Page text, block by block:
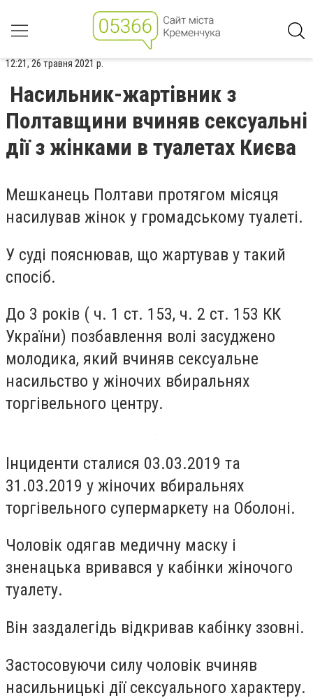
12:21, 26 травня 2021 р.
Насильник-жартівник з
Полтавщини вчиняв сексуальні
дії з жінками в туалетах Києва
Мешканець Полтави протягом місяця
насилував жінок у громадському туалеті.
У суді пояснював, що жартував у такий
спосіб.
До 3 років ( ч. 1 ст. 153, ч. 2 ст. 153 КК
України) позбавлення волі засуджено
молодика, який вчиняв сексуальне
насильство у жіночих вбиральнях
торгівельного центру.
Інциденти сталися 03.03.2019 та
31.03.2019 у жіночих вбиральнях
торгівельного супермаркету на Оболоні.
Чоловік одягав медичну маску і
зненацька вривався у кабінки жіночого
туалету.
Він заздалегідь відкривав кабінку ззовні.
Застосовуючи силу чоловік вчиняв
насильницькі дії сексуального характеру.